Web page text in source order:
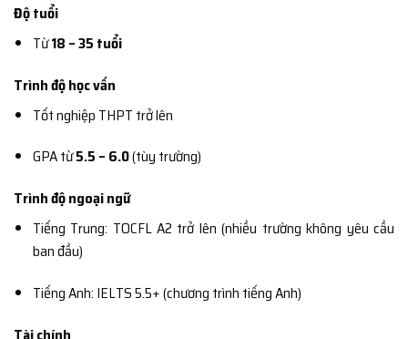
Độ tuổi
Từ18 – 35 tuổi
Trình độ học vấn
Tốt nghiệp THPT trở lên
GPA từ5.5 – 6.0(tùy trường)
Trình độ ngoại ngữ
Tiếng Trung: TOCFL A2 trở lên (nhiều trường không yêu cầu
ban đầu)
Tiếng Anh: IELTS 5.5+ (chương trình tiếng Anh)